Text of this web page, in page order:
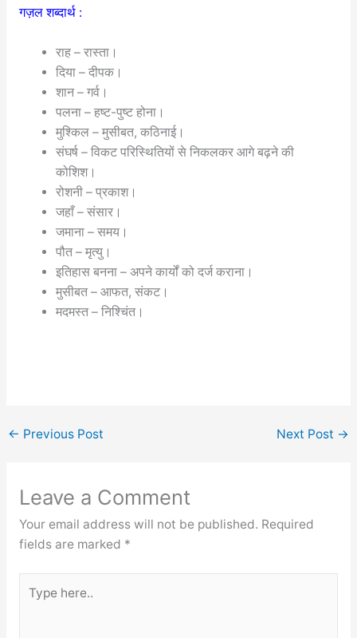
गज़ल शब्दार्थ :
राह – रास्ता।
दिया – दीपक।
शान – गर्व।
पलना – हष्ट-पुष्ट होना।
मुश्किल – मुसीबत, कठिनाई।
संघर्ष – विकट परिस्थितियों से निकलकर आगे बढ़ने की
कोशिश।
रोशनी – प्रकाश।
जहाँ – संसार।
जमाना – समय।
पौत – मृत्यु।
इतिहास बनना – अपने कार्यों को दर्ज कराना।
मुसीबत – आफत, संकट।
मदमस्त – निश्चिंत।
← Previous Post Next Post →
Leave a Comment
Your email address will not be published. Required
fields are marked *
here..